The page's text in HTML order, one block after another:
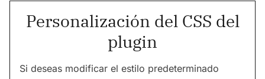
Personalización del CSS del
plugin
Si deseas modificar el estilo predeterminado